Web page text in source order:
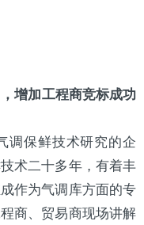
增加工程商竞标成功
保鲜技术研究的企
术二十多年，有着丰
作为气调库方面的专
商、贸易商现场讲解